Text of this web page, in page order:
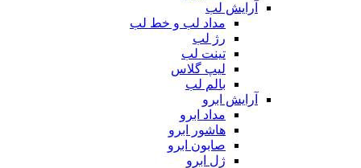
آرایش لب
مداد لب و خط لب
رژ لب
تینت لب
لیپ گلاس
بالم لب
آرایش ابرو
مداد ابرو
هاشور ابرو
صابون ابرو
ژل ابرو